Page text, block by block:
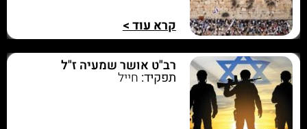
קרא עוד >
רב"ט אושר שמעיה ז"ל
תפקיד: חייל